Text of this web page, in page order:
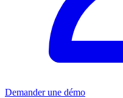
Demander une démo